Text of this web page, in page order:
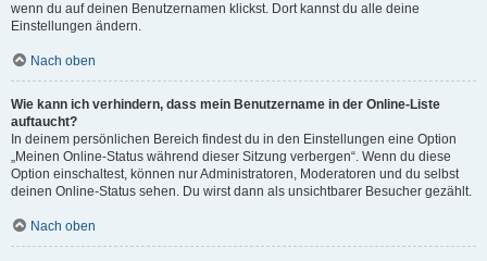
wenn du auf deinen Benutzernamen klickst. Dort kannst du alle deine
Einstellungen ändern.
Nach oben
Wie kann ich verhindern, dass mein Benutzername in der Online-Liste
auftaucht?
In deinem persönlichen Bereich findest du in den Einstellungen eine Option
„Meinen Online-Status während dieser Sitzung verbergen“. Wenn du diese
Option einschaltest, können nur Administratoren, Moderatoren und du selbst
deinen Online-Status sehen. Du wirst dann als unsichtbarer Besucher gezählt.
Nach oben